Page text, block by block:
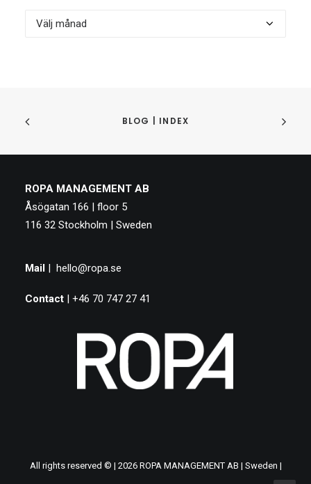
Archive
BLOG | INDEX
ROPA MANAGEMENT AB
Åsögatan 166 | floor 5
116 32 Stockholm | Sweden
Mail | hello@ropa.se
Contact | +46 70 747 27 41
All rights reserved © | 2026 ROPA MANAGEMENT AB | Sweden |